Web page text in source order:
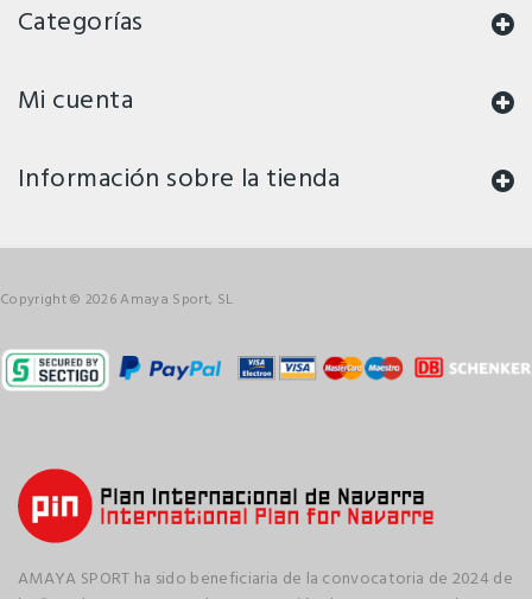
Categorías
Mi cuenta
Información sobre la tienda
Copyright © 2026 Amaya Sport, SL
AMAYA SPORT ha sido beneficiaria de la convocatoria de 2024 de